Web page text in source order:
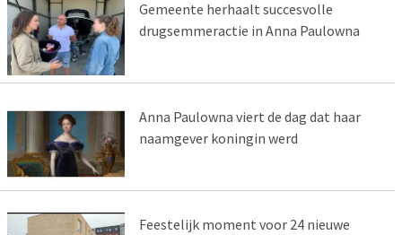
Gemeente herhaalt succesvolle
drugsemmeractie in Anna Paulowna
Anna Paulowna viert de dag dat haar
naamgever koningin werd
Feestelijk moment voor 24 nieuwe